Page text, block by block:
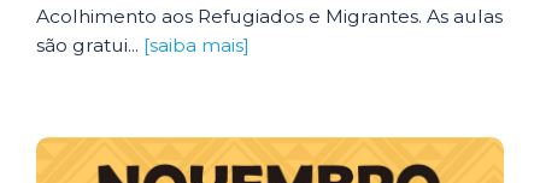
Acolhimento aos Refugiados e Migrantes. As aulas
são gratui... [saiba mais]